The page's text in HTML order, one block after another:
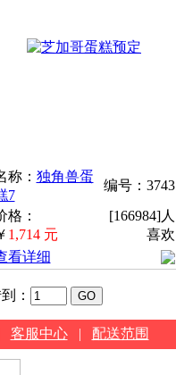
称： 独角兽蛋
7
编号：3743
格：
1,714 元
[166984]人
喜欢
看详细
：
客服中心 | 配送范围